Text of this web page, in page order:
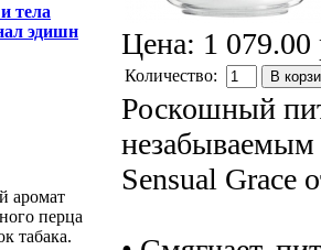
Цена: 1 079.00
Количество: В
Роскошный
Sensual Grace
тела
эдишн
аромат
перца
табака.